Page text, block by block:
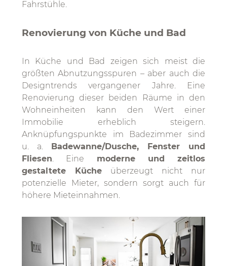
Fahrstühle.
Renovierung von Küche und Bad
In Küche und Bad zeigen sich meist die
größten Abnutzungsspuren – aber auch die
Designtrends vergangener Jahre. Eine
Renovierung dieser beiden Räume in den
Wohneinheiten kann den Wert einer
Immobilie erheblich steigern.
Anknüpfungspunkte im Badezimmer sind
u. a. Badewanne/Dusche, Fenster und
Fliesen. Eine moderne und zeitlos
gestaltete Kücheüberzeugt nicht nur
potenzielle Mieter, sondern sorgt auch für
höhere Mieteinnahmen.